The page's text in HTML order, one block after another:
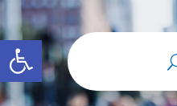
Abrir barra de